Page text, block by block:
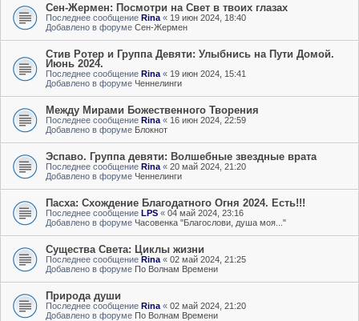
Сен-Жермен: Посмотри на Свет в твоих глазах
Последнее сообщение Rina « 19 июн 2024, 18:40
Добавлено в форуме Сен-Жермен
Стив Ротер и Группа Девяти: Улыбнись на Пути Домой.
Июнь 2024.
Последнее сообщение Rina « 19 июн 2024, 15:41
Добавлено в форуме Ченнелинги
Между Мирами Божественного Творения
Последнее сообщение Rina « 16 июн 2024, 22:59
Добавлено в форуме Блокнот
Эспаво. Группа девяти: Волшебные звездные врата
Последнее сообщение Rina « 20 май 2024, 21:20
Добавлено в форуме Ченнелинги
Пасха: Схождение Благодатного Огня 2024. Есть!!!
Последнее сообщение LPS « 04 май 2024, 23:16
Добавлено в форуме Часовенка "Благослови, душа моя..."
Существа Света: Циклы жизни
Последнее сообщение Rina « 02 май 2024, 21:25
Добавлено в форуме По Волнам Времени
Природа души
Последнее сообщение Rina « 02 май 2024, 21:20
Добавлено в форуме По Волнам Времени